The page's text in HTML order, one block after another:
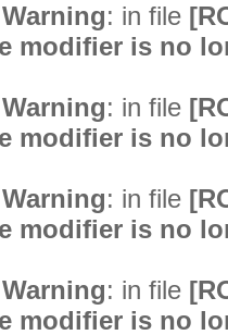
: in file
modifier is no
: in file
modifier is no
: in file
modifier is no
: in file
modifier is no